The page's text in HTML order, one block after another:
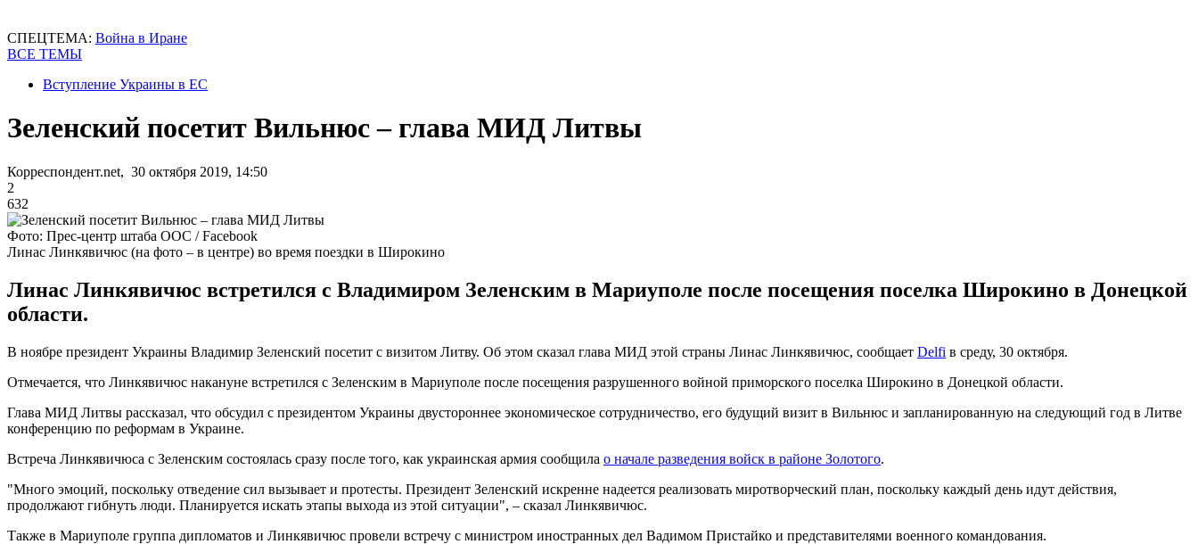
СПЕЦТЕМА: Война в Иране
ВСЕ ТЕМЫ
Вступление Украины в ЕС
Зеленский посетит Вильнюс – глава МИД Литвы
Корреспондент.net, 30 октября 2019, 14:50
2
632
Фото: Прес-центр штаба ООС / Facebook
Линас Линкявичюс (на фото – в центре) во время поездки в Широкино
Линас Линкявичюс встретился с Владимиром Зеленским в Мариуполе после посещения поселка Широкино в Донецкой
области.
В ноябре президент Украины Владимир Зеленский посетит с визитом Литву. Об этом сказал глава МИД этой страны Линас Линкявичюс, сообщает Delfi в среду, 30 октября.
Отмечается, что Линкявичюс накануне встретился с Зеленским в Мариуполе после посещения разрушенного войной приморского поселка Широкино в Донецкой области.
Глава МИД Литвы рассказал, что обсудил с президентом Украины двустороннее экономическое сотрудничество, его будущий визит в Вильнюс и запланированную на следующий год в Литве
конференцию по реформам в Украине.
Встреча Линкявичюса с Зеленским состоялась сразу после того, как украинская армия сообщила о начале разведения войск в районе Золотого.
"Много эмоций, поскольку отведение сил вызывает и протесты. Президент Зеленский искренне надеется реализовать миротворческий план, поскольку каждый день идут действия,
продолжают гибнуть люди. Планируется искать этапы выхода из этой ситуации", – сказал Линкявичюс.
Также в Мариуполе группа дипломатов и Линкявичюс провели встречу с министром иностранных дел Вадимом Пристайко и представителями военного командования.